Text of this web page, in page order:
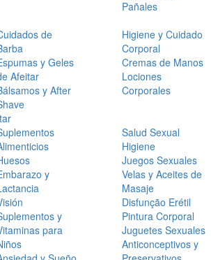
Pañales
de
y Geles
Afeitar
y After
Higiene y Cuidado
Corporal
Cremas de Manos
Lociones
Corporales
y
y
para
Salud Sexual
Higiene
Juegos Sexuales
Velas y Aceites de
Masaje
Disfunção Erétil
Pintura Corporal
Juguetes Sexuales
Anticonceptivos y